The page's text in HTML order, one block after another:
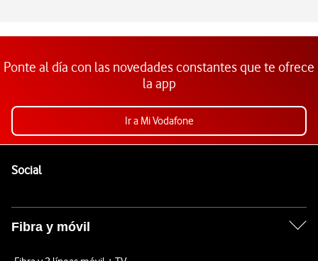
Ponte al día con las novedades constantes que te ofrece
la app
Ir a Mi Vodafone
SocialEnlaces a las redes sociales de Vodafone
Fibra y móvil